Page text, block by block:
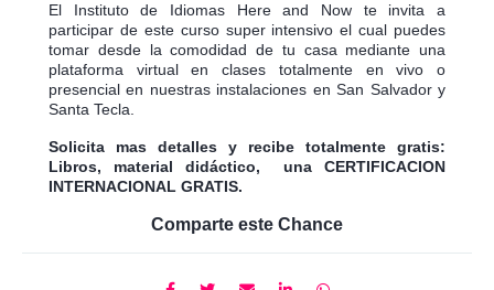
El Instituto de Idiomas Here and Now te invita a
participar de este curso super intensivo el cual puedes
tomar desde la comodidad de tu casa mediante una
plataforma virtual en clases totalmente en vivo o
presencial en nuestras instalaciones en San Salvador y
Santa Tecla.
Solicita mas detalles y recibe totalmente gratis:
Libros, material didáctico, una CERTIFICACION
INTERNACIONAL GRATIS.
Comparte este Chance